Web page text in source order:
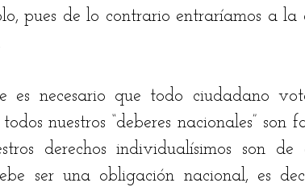
pues de lo contrario entraríamos a la
es necesario que todo ciudadano
nuestros “deberes nacionales” son
derechos individualísimos son de
ser una obligación nacional, es